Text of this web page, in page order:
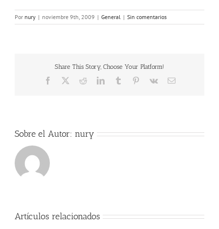
Por nury | noviembre 9th, 2009 | General | Sin comentarios
Share This Story, Choose Your Platform!
Facebook RedditLinkedInTumblr Pinterest
Vk
Correo
Sobre el Autor: nury
Artículos relacionados